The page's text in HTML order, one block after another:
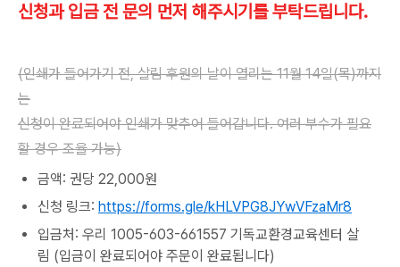
신청과 입금 전 문의 먼저 해주시기를 부탁드립니다.
(인쇄가 들어가기 전, 살림 후원의 날이 열리는 11월 14일(목)까지
는
신청이 완료되어야 인쇄가 맞추어 들어갑니다. 여러 부수가 필요
할 경우 조율 가능)
금액: 권당 22,000원
신청 링크: https://forms.gle/kHLVPG8JYwVFzaMr8
입금처: 우리 1005-603-661557 기독교환경교육센터 살
림 (입금이 완료되어야 주문이 완료됩니다)